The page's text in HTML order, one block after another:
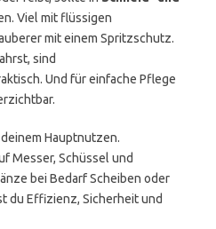
Viel mit flüssigen
mit einem Spritzschutz.
sind
Und für einfache Pflege
Hauptnutzen.
Messer, Schüssel und
bei Bedarf Scheiben oder
du Effizienz, Sicherheit und